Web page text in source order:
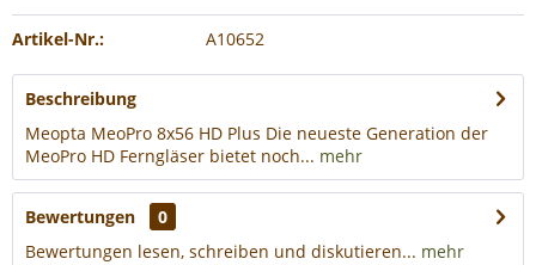
Artikel-Nr.: A10652
Beschreibung
Meopta MeoPro 8x56 HD Plus Die neueste Generation der
MeoPro HD Ferngläser bietet noch... mehr
Bewertungen
0
Bewertungen lesen, schreiben und diskutieren... mehr